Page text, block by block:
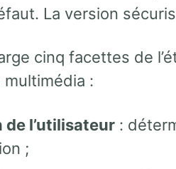
La version
cinq facettes de
:
l’utilisateur :
;